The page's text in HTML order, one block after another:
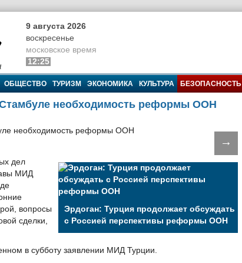
9 августа 2026
воскресенье
московское время
12:25
ОБЩЕСТВО ТУРИЗМ ЭКОНОМИКА КУЛЬТУРА БЕЗОПАСНОСТЬ
необходимость реформы ООН
→
Эрдоган: Турция продолжает обсуждать
с Россией перспективы реформы ООН
дел
МИД
вопросы
сделки,
в субботу заявлении МИД Турции.